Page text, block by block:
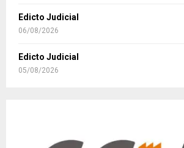
Edicto Judicial
06/08/2026
Edicto Judicial
05/08/2026